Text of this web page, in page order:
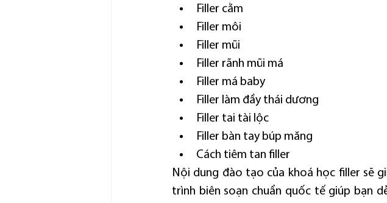
Filler cằm
Filler môi
Filler mũi
Filler rãnh mũi má
Filler má baby
Filler làm đầy thái dương
Filler tai tài lộc
Filler bàn tay búp măng
Cách tiêm tan filler
Nội dung đào tạo của khoá học filler sẽ
trình biên soạn chuẩn quốc tế giúp bạn